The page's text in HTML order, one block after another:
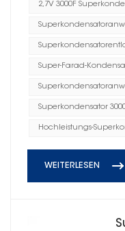
2,7V 3000F
Super-Farad-
Superkondensator
Hochleistungs-
WEITERLESEN